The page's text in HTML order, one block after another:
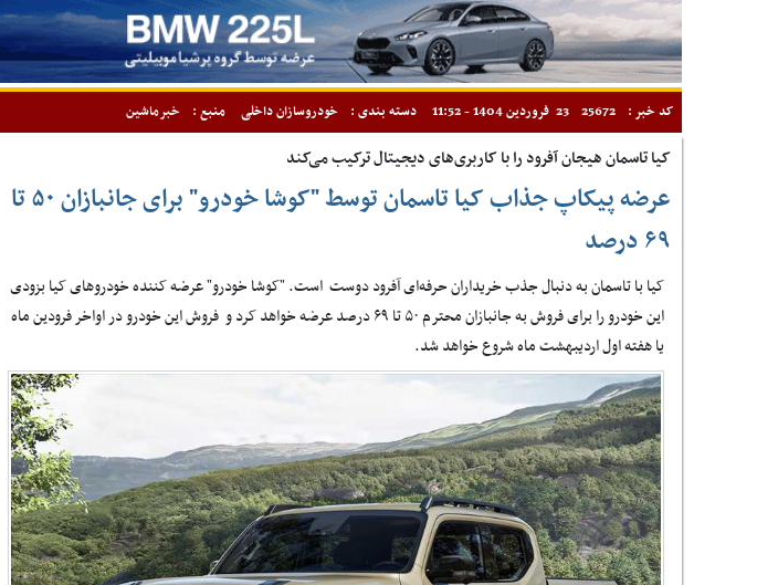
کد خبر : 25672 23 فروردین 1404 - 11:52 دسته بندی : خودروسازان داخلی منبع : خبرماشین
کیا تاسمان هیجان آفرود را با کاربری‌های دیجیتال ترکیب می‌کند
عرضه پیکاپ جذاب کیا تاسمان توسط "کوشا خودرو" برای جانبازان ۵۰ تا
۶۹ درصد
کیا با تاسمان به دنبال جذب خریداران حرفه‌ای آفرود دوست است. "کوشا خودرو" عرضه کننده خودروهای کیا بزودی
این خودرو را برای فروش به جانبازان محترم ۵۰ تا ۶۹ درصد عرضه خواهد کرد و فروش این خودرو در اواخر فرودین ماه
یا هفته اول اردیبهشت ماه شروع خواهد شد.